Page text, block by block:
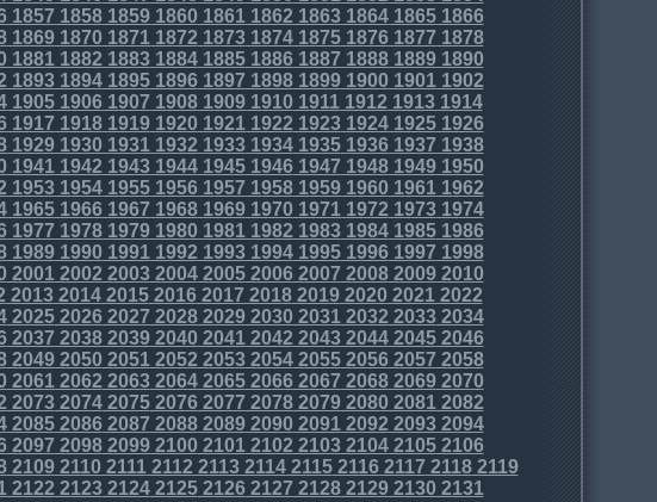
1857 18581859186018611862 1863186418651866
1869187018711872 18731874187518761877 1878
18811882 18831884188518861887 188818891890
18931894189518961897 18981899190019011902
190519061907 19081909191019111912 19131914
1917 19181919192019211922 1923192419251926
1929193019311932 19331934193519361937 1938
19411942 19431944194519461947 194819491950
19531954195519561957 19581959196019611962
196519661967 19681969197019711972 19731974
1977 19781979198019811982 1983198419851986
1989199019911992 19931994199519961997 1998
20012002 20032004200520062007 200820092010
20132014201520162017 20182019202020212022
202520262027 20282029203020312032 20332034
2037 20382039204020412042 2043204420452046
2049205020512052 20532054205520562057 2058
20612062 20632064206520662067 206820692070
20732074207520762077 20782079208020812082
208520862087 20882089209020912092 20932094
2097 20982099210021012102 2103210421052106
2109211021112112 21132114211521162117 21182119
2122 21232124212521262127 2128212921302131